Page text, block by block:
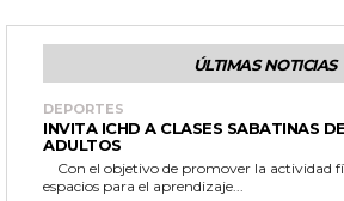
ÚLTIMAS NOTICIAS
DEPORTES
INVITA ICHD A CLASES SABATINAS
ADULTOS
espacios para el aprendizaje...